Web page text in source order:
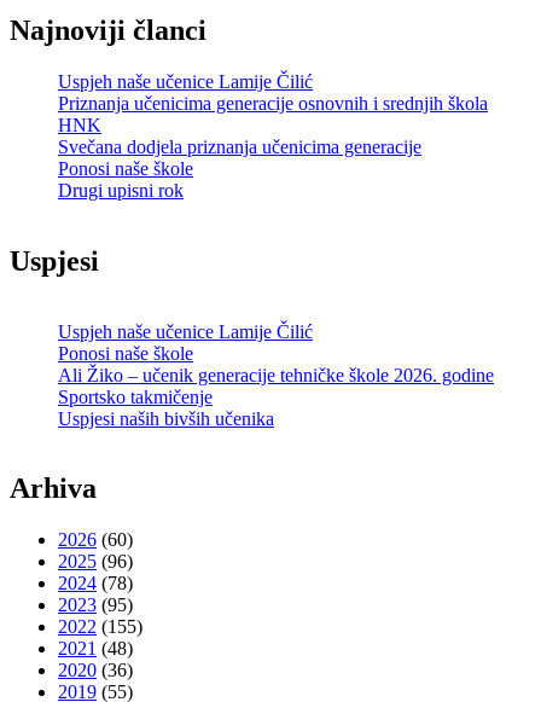
Najnoviji članci
Uspjeh naše učenice Lamije Čilić
Priznanja učenicima generacije osnovnih i srednjih škola
HNK
Svečana dodjela priznanja učenicima generacije
Ponosi naše škole
Drugi upisni rok
Uspjesi
Uspjeh naše učenice Lamije Čilić
Ponosi naše škole
Ali Žiko – učenik generacije tehničke škole 2026. godine
Sportsko takmičenje
Uspjesi naših bivših učenika
Arhiva
2026 (60)
2025 (96)
2024 (78)
2023 (95)
2022 (155)
2021 (48)
2020 (36)
2019 (55)